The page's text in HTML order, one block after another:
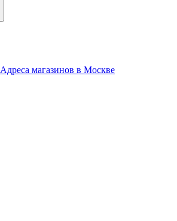
Aдреса магазинов в Москве